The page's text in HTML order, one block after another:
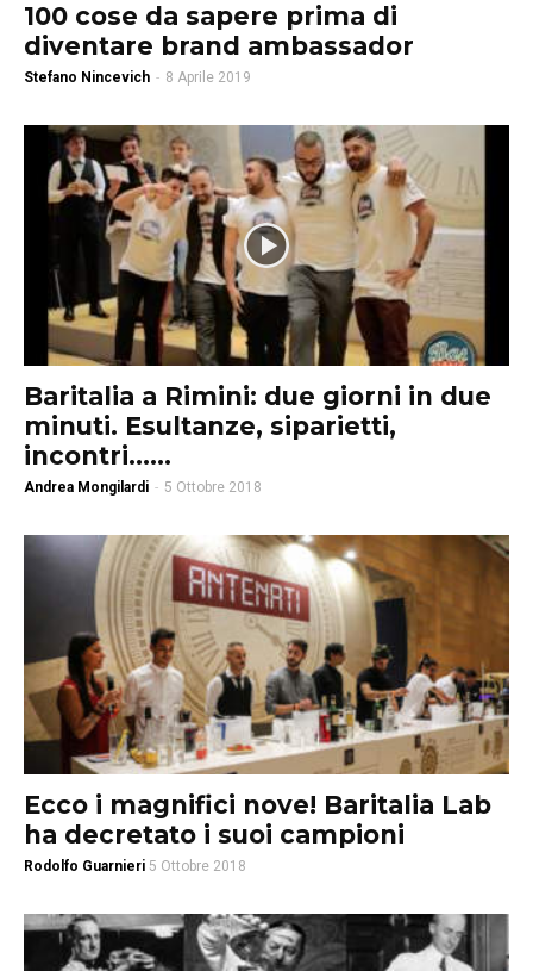
100 cose da sapere prima di
diventare brand ambassador
Stefano Nincevich - 8 Aprile 2019
Baritalia a Rimini: due giorni in due
minuti. Esultanze, siparietti,
incontri…...
Andrea Mongilardi - 5 Ottobre 2018
Ecco i magnifici nove! Baritalia Lab
ha decretato i suoi campioni
Rodolfo Guarnieri 5 Ottobre 2018